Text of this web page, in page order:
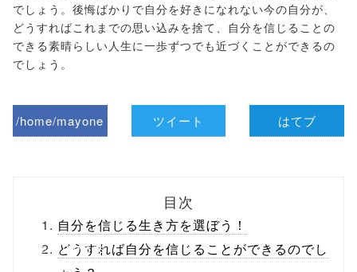
でしょう。後悔ばかりで自分を好きになれない今の自分が、
どうすればこれまでの思い込みを捨て、自分を信じることの
できる素晴らしい人生に一歩ずつでも近づくことができるの
でしょう。
/home/mayone
ml/wp-
content/themes
ツイート はてブ
目次
自分を信じる生き方を選ぼう！
どうすれば自分を信じることができるのでし